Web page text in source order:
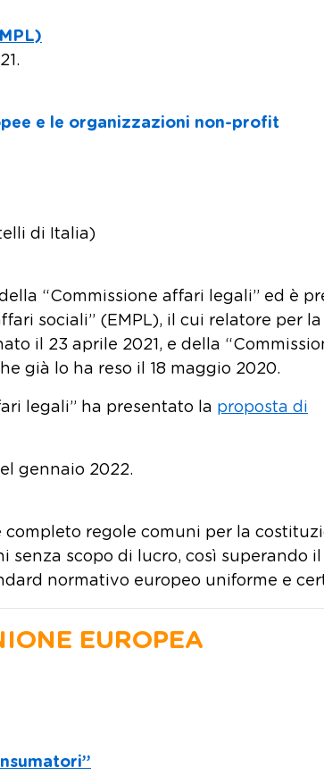
e le organizzazioni non-profit
di Italia)
“Commissione affari legali” ed è
sociali” (EMPL), il cui relatore per la
il 23 aprile 2021, e della
già lo ha reso il 18 maggio 2020.
legali” ha presentato la proposta di
gennaio 2022.
completo regole comuni per la
senza scopo di lucro, così superando il
normativo europeo uniforme e
EUROPEA